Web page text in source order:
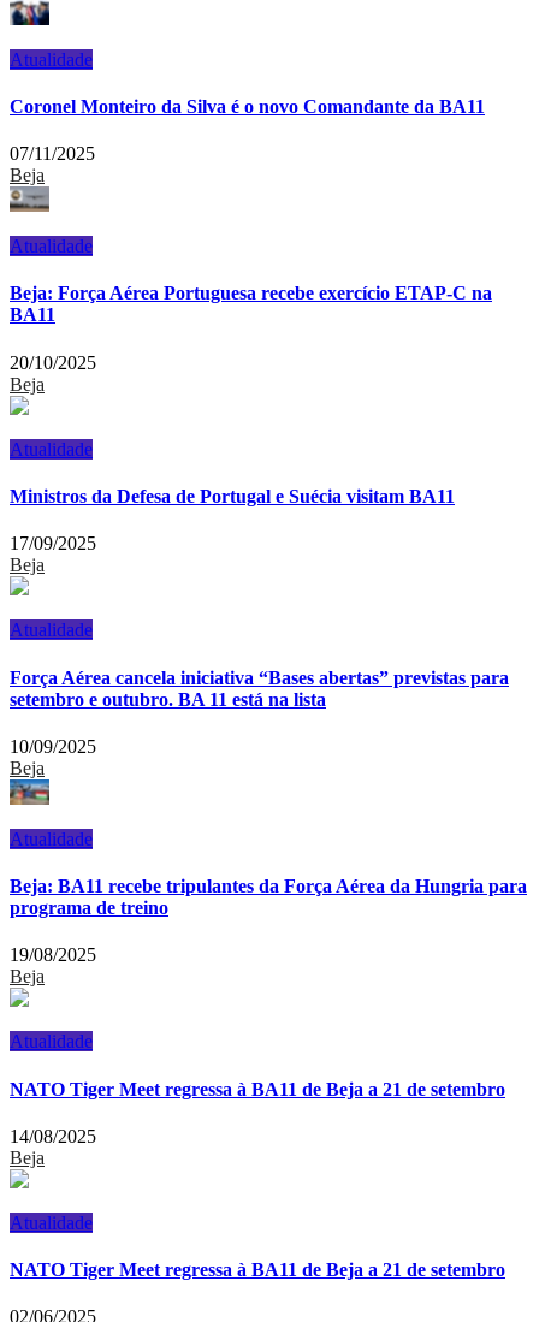
Atualidade
Coronel Monteiro da Silva é o novo Comandante da BA11
07/11/2025
Beja
Atualidade
Beja: Força Aérea Portuguesa recebe exercício ETAP-C na
BA11
20/10/2025
Beja
Atualidade
Ministros da Defesa de Portugal e Suécia visitam BA11
17/09/2025
Beja
Atualidade
Força Aérea cancela iniciativa “Bases abertas” previstas para
setembro e outubro. BA 11 está na lista
10/09/2025
Beja
Atualidade
Beja: BA11 recebe tripulantes da Força Aérea da Hungria para
programa de treino
19/08/2025
Beja
Atualidade
NATO Tiger Meet regressa à BA11 de Beja a 21 de setembro
14/08/2025
Beja
Atualidade
NATO Tiger Meet regressa à BA11 de Beja a 21 de setembro
02/06/2025